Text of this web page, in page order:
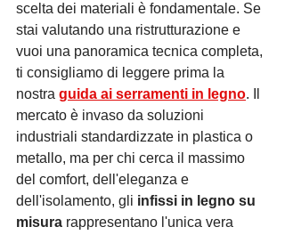
scelta dei materiali è fondamentale. Se
stai valutando una ristrutturazione e
vuoi una panoramica tecnica completa,
ti consigliamo di leggere prima la
nostra guida ai serramenti in legno. Il
mercato è invaso da soluzioni
industriali standardizzate in plastica o
metallo, ma per chi cerca il massimo
del comfort, dell'eleganza e
dell'isolamento, gli infissi in legno su
misura rappresentano l'unica vera